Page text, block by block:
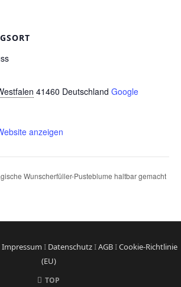
41460 Deutschland Google
anzeigen
Wunscherfüller-Pusteblume haltbar gemacht
Impressum I DatenschutzIAGBICookie-Richtlinie
(EU)
TOP